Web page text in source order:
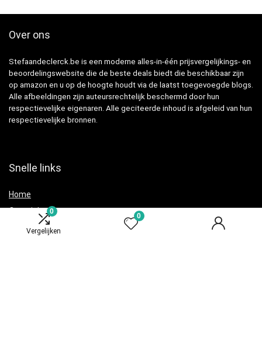
0
Vergelijken
0
Over ons
Stefaandeclerck.be is een moderne alles-in-één prijsvergelijkings- en
beoordelingswebsite die de beste deals biedt die beschikbaar zijn
op amazon en u op de hoogte houdt via de laatst toegevoegde blogs.
Alle afbeeldingen zijn auteursrechtelijk beschermd door hun
respectievelijke eigenaren. Alle geciteerde inhoud is afgeleid van hun
respectievelijke bronnen.
Snelle links
Home
Overzicht
Alles winkelen